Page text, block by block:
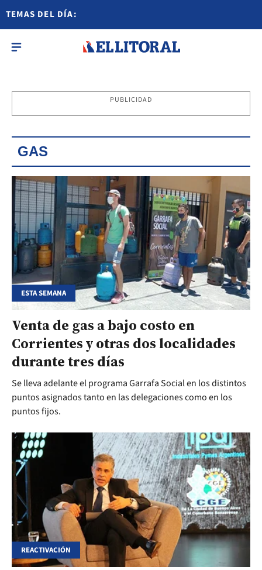
TEMAS DEL DÍA:
PUBLICIDAD
GAS
ESTA SEMANA
Venta de gas a bajo costo en
Corrientes y otras dos localidades
durante tres días
Se lleva adelante el programa Garrafa Social en los distintos
puntos asignados tanto en las delegaciones como en los
puntos fijos.
REACTIVACIÓN